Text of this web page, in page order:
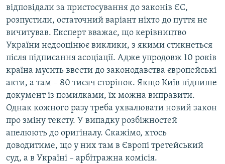
Усі сайти RFE/RL
відповідали за пристосування до законів ЄС,
розпустили, остаточний варіант ніхто до пуття не
вичитував. Експерт вважає, що керівництво
України недооцінює виклики, з якими стикнеться
після підписання асоціації. Адже упродовж 10 років
країна мусить ввести до законодавства європейські
акти, а там – 80 тисяч сторінок. Якщо Київ підпише
документ із помилками, їх можна виправити.
Однак кожного разу треба ухвалювати новий закон
про зміну тексту. У випадку розбіжностей
апелюють до оригіналу. Скажімо, хтось
доводитиме, що у них там в Європі третейський
суд, а в Україні – арбітражна комісія.